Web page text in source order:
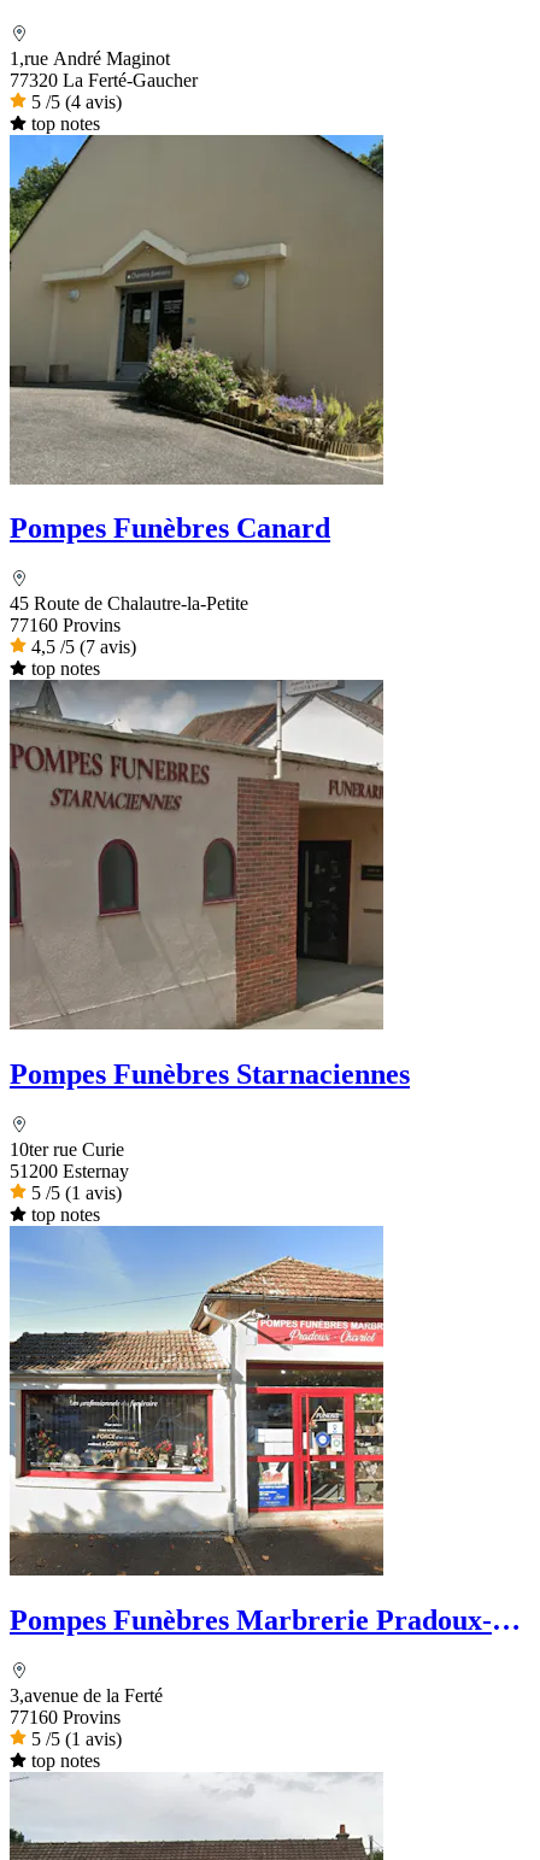
1,rue André Maginot
77320 La Ferté-Gaucher
5 /5 (4 avis)
top notes
Pompes Funèbres Canard
45 Route de Chalautre-la-Petite
77160 Provins
4,5 /5 (7 avis)
top notes
Pompes Funèbres Starnaciennes
10ter rue Curie
51200 Esternay
5 /5 (1 avis)
top notes
Pompes Funèbres Marbrerie Pradoux-
3,avenue de la Ferté
77160 Provins
5 /5 (1 avis)
top notes